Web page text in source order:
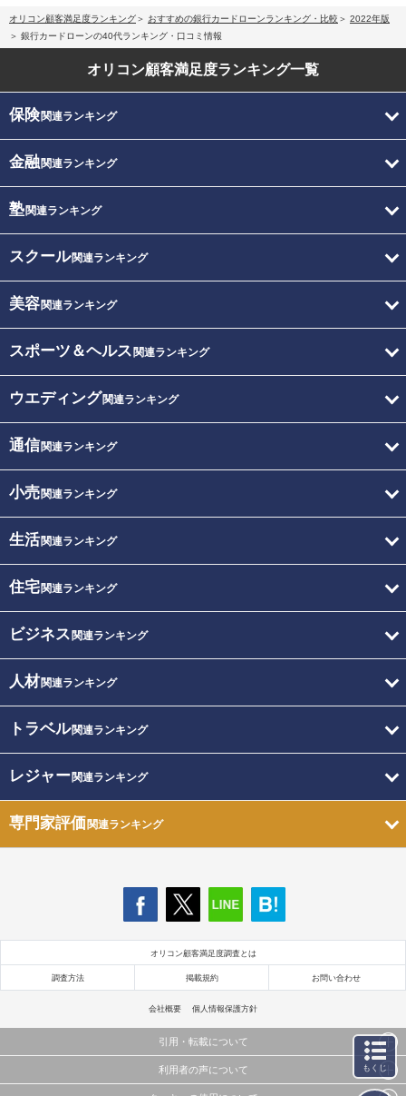
オリコン顧客満足度ランキング おすすめの銀行カードローンランキング・比較
2022年版
銀行カードローンの40代ランキング・口コミ情報
オリコン顧客満足度ランキング一覧
保険関連ランキング
金融関連ランキング
塾関連ランキング
スクール関連ランキング
美容関連ランキング
スポーツ＆ヘルス 関連ランキング
ウエディング関連ランキング
通信関連ランキング
小売関連ランキング
生活関連ランキング
住宅関連ランキング
ビジネス 関連ランキング
人材関連ランキング
トラベル関連ランキング
レジャー関連ランキング
専門家評価関連ランキング
オリコン顧客満足度調査とは
調査方法 掲載規約 お問い合わせ
会社概要 個人情報保護方針
引用・転載について
当サイトで公開されている情報（文字、写真、イラスト、画像データ等）及びこれらの配置・
利用者の声について もくじ